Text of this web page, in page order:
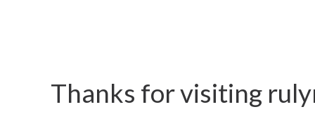
Thanks for visiting